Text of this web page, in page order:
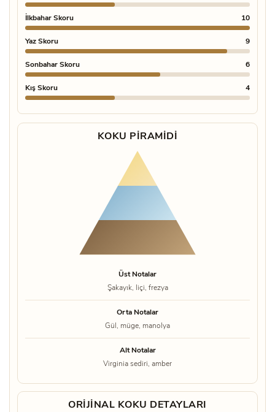
İlkbahar Skoru 10
Yaz Skoru 9
Sonbahar Skoru 6
Kış Skoru 4
KOKU PIRAMIDI
Üst Notalar
Şakayık, liçi, frezya
Orta Notalar
Gül, müge, manolya
Alt Notalar
Virginia sediri, amber
ORIJINAL KOKU DETAYLARI